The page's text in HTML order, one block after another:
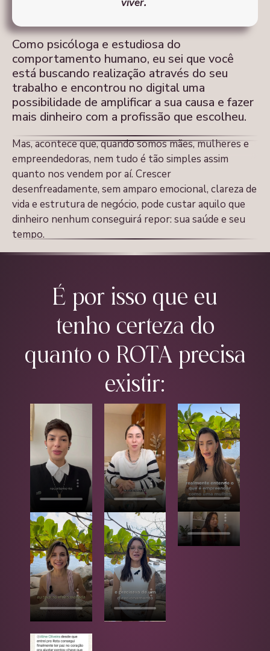
viver.
Como psicóloga e estudiosa do
comportamento humano, eu sei que você
está buscando realização através do seu
trabalho e encontrou no digital uma
possibilidade de amplificar a sua causa e fazer
mais dinheiro com a profissão que escolheu.
Mas, acontece que, quando somos mães, mulheres e
empreendedoras, nem tudo é tão simples assim
quanto nos vendem por aí. Crescer
desenfreadamente, sem amparo emocional, clareza de
vida e estrutura de negócio, pode custar aquilo que
dinheiro nenhum conseguirá repor: sua saúde e seu
tempo.
É por isso que eu
tenho certeza do
quanto o ROTA precisa
existir: